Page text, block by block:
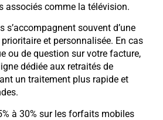
associés comme la télévision.
s’accompagnent souvent d’une
et personnalisée. En cas
ou de question sur votre facture,
dédiée aux retraités de
un traitement plus rapide et
à 30% sur les forfaits mobiles